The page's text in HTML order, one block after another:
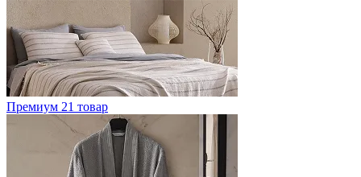
Премиум 21 товар